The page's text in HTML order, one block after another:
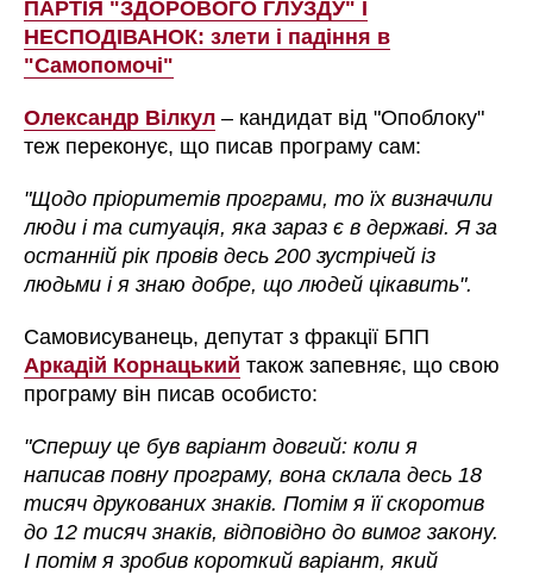
ПАРТІЯ "ЗДОРОВОГО ГЛУЗДУ" І
НЕСПОДІВАНОК: злети і падіння в
"Самопомочі"
Олександр Вілкул – кандидат від "Опоблоку"
теж переконує, що писав програму сам:
"Щодо пріоритетів програми, то їх визначили
люди і та ситуація, яка зараз є в державі. Я за
останній рік провів десь 200 зустрічей із
людьми і я знаю добре, що людей цікавить".
Самовисуванець, депутат з фракції БПП
Аркадій Корнацький також запевняє, що свою
програму він писав особисто:
"Спершу це був варіант довгий: коли я
написав повну програму, вона склала десь 18
тисяч друкованих знаків. Потім я її скоротив
до 12 тисяч знаків, відповідно до вимог закону.
І потім я зробив короткий варіант, який